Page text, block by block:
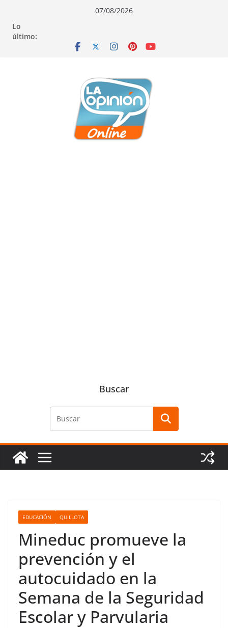
contenido
navegación
contenido
07/08/2026
Lo
último:
Buscar
EDUCACIÓN QUILLOTA
Mineduc promueve la
prevención y el
autocuidado en la
Semana de la Seguridad
Escolar y Parvularia